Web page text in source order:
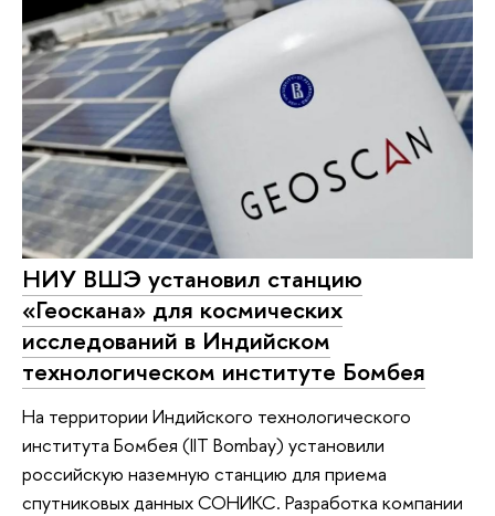
НИУ ВШЭ установил станцию
«Геоскана» для космических
исследований в Индийском
технологическом институте Бомбея
На территории Индийского технологического
института Бомбея (IIT Bombay) установили
российскую наземную станцию для приема
спутниковых данных СОНИКС. Разработка компании